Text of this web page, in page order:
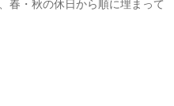
春・秋の休日から順に埋まって